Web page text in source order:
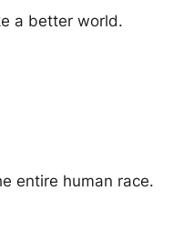
a better world.
entire human race.